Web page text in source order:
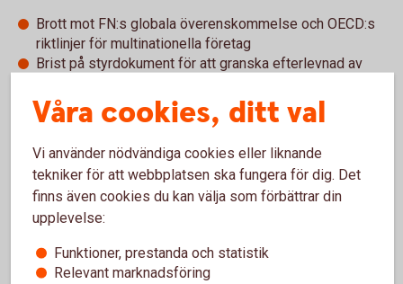
Brott mot FN:s globala överenskommelse och OECD:s
riktlinjer för multinationella företag
Brist på styrdokument för att granska efterlevnad av
Exponering mot kontroversiella vapen
Arbetstagarens rättigheter
Ojusterade löneklyftor mellan könen
Våra cookies, ditt val
Vi använder nödvändiga cookies eller liknande
tekniker för att webbplatsen ska fungera för dig. Det
finns även cookies du kan välja som förbättrar din
upplevelse:
Funktioner, prestanda och statistik
Relevant marknadsföring